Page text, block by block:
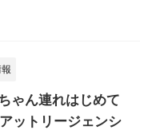
ゃん連れはじめて
ットリージェンシ